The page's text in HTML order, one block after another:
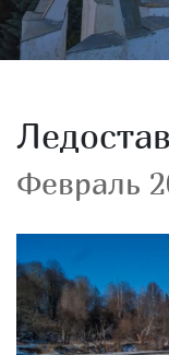
Февраль